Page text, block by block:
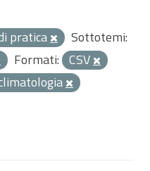
pratica
Sottotemi:
Formati: CSV